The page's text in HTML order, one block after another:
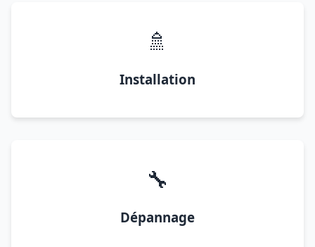
🚿
Installation
🔧
Dépannage